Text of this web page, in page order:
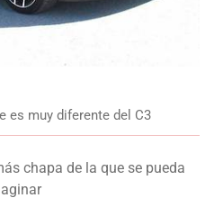
es muy diferente del C3
chapa de la que se pueda